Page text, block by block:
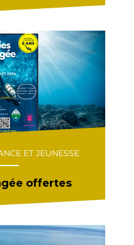
ET JEUNESSE
offertes